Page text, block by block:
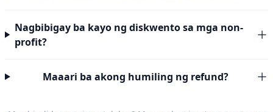
Nagbibigay ba kayo ng diskwento sa mga non-
profit?
Maaari ba akong humiling ng refund?